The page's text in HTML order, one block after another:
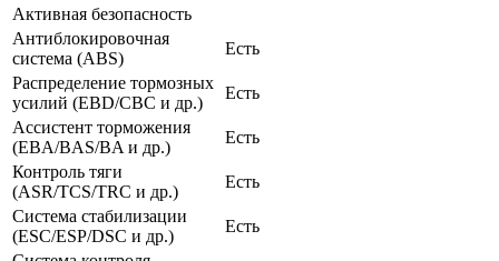
Активная безопасность
Антиблокировочная
система (ABS)
Есть
Распределение тормозных
усилий (EBD/CBC и др.)
Есть
Ассистент торможения
(EBA/BAS/BA и др.)
Есть
Контроль тяги
(ASR/TCS/TRC и др.)
Есть
Система стабилизации
(ESC/ESP/DSC и др.)
Есть